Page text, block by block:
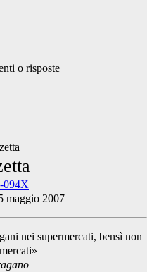
o risposte
094X
maggio 2007
nei supermercati, bensì non